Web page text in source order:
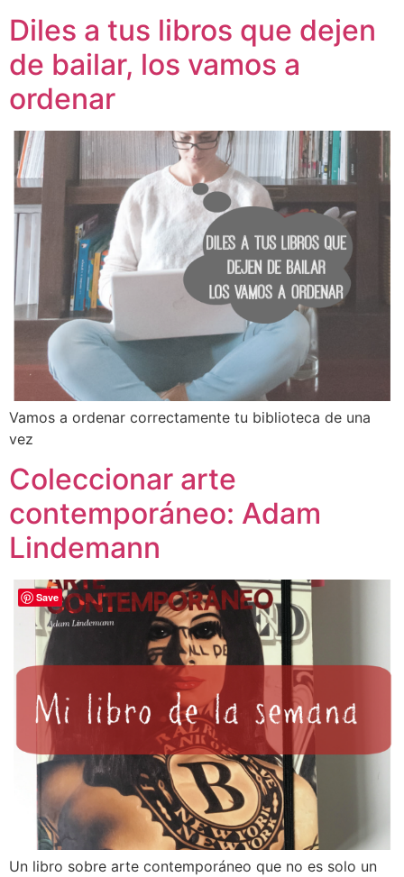
Diles a tus libros que dejen
de bailar, los vamos a
ordenar
Vamos a ordenar correctamente tu biblioteca de una
vez
Coleccionar arte
contemporáneo: Adam
Lindemann
Un libro sobre arte contemporáneo que no es solo un
Save